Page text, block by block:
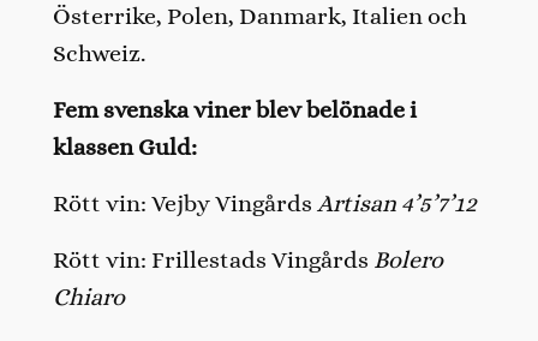
Österrike, Polen, Danmark, Italien och
Schweiz.
Fem svenska viner blev belönade i
klassen Guld:
Rött vin: Vejby Vingårds Artisan 4’5’7’12
Rött vin: Frillestads Vingårds Bolero
Chiaro